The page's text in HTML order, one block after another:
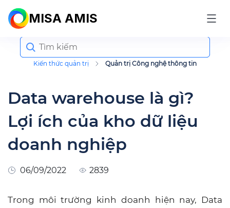
MISA AMIS
Kiến thức quản trị Quản trị Công nghệ thông tin
Search
for:
Data warehouse là gì?
Lợi ích của kho dữ liệu
doanh nghiệp
06/09/2022 2839
Trong môi trường kinh doanh hiện nay, Data